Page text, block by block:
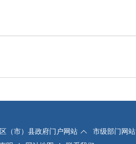
区（市）县政府门户网站 市级部门网站